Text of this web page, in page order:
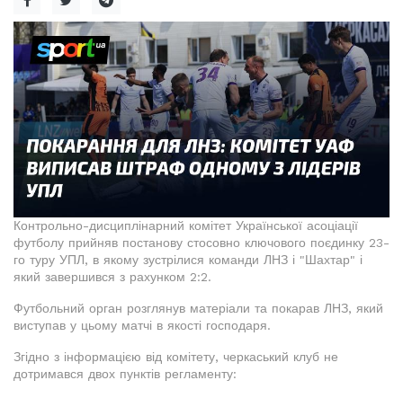
Контрольно-дисциплінарний комітет Української асоціації
футболу прийняв постанову стосовно ключового поєдинку 23-
го туру УПЛ, в якому зустрілися команди ЛНЗ і "Шахтар" і
який завершився з рахунком 2:2.
Футбольний орган розглянув матеріали та покарав ЛНЗ, який
виступав у цьому матчі в якості господаря.
Згідно з інформацією від комітету, черкаський клуб не
дотримався двох пунктів регламенту: